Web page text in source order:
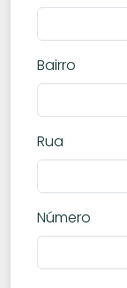
Bairro
Rua
Número